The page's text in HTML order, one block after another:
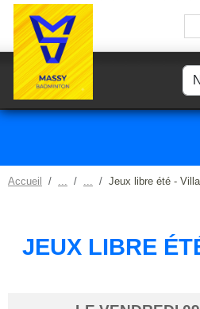
Accueil Jeux libre été -
JEUX LIBRE
Panneau de gestion des cookies